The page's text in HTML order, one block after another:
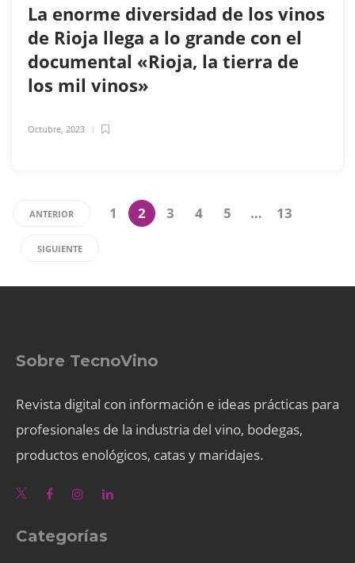
La enorme diversidad de los vinos
de Rioja llega a lo grande con el
documental «Rioja, la tierra de
los mil vinos»
Octubre, 2023
ANTERIOR 1 2 3 4 5 … 13
SIGUIENTE
Sobre TecnoVino
Revista digital con información e ideas prácticas para
profesionales de la industria del vino, bodegas,
productos enológicos, catas y maridajes.
Categorías